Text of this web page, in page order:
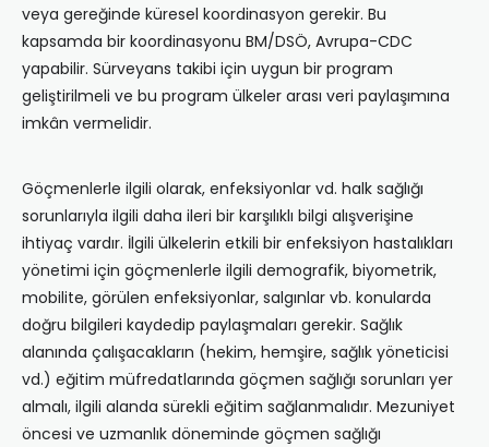
veya gereğinde küresel koordinasyon gerekir. Bu
kapsamda bir koordinasyonu BM/DSÖ, Avrupa-CDC
yapabilir. Sürveyans takibi için uygun bir program
geliştirilmeli ve bu program ülkeler arası veri paylaşımına
imkân vermelidir.
Göçmenlerle ilgili olarak, enfeksiyonlar vd. halk sağlığı
sorunlarıyla ilgili daha ileri bir karşılıklı bilgi alışverişine
ihtiyaç vardır. İlgili ülkelerin etkili bir enfeksiyon hastalıkları
yönetimi için göçmenlerle ilgili demografik, biyometrik,
mobilite, görülen enfeksiyonlar, salgınlar vb. konularda
doğru bilgileri kaydedip paylaşmaları gerekir. Sağlık
alanında çalışacakların (hekim, hemşire, sağlık yöneticisi
vd.) eğitim müfredatlarında göçmen sağlığı sorunları yer
almalı, ilgili alanda sürekli eğitim sağlanmalıdır. Mezuniyet
öncesi ve uzmanlık döneminde göçmen sağlığı